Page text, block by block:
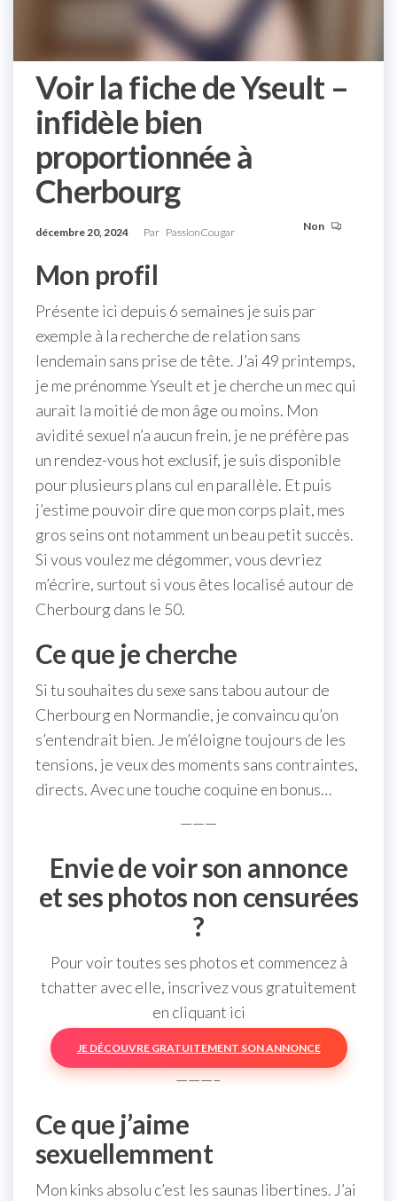
Voir la fiche de Yseult –
infidèle bien
proportionnée à
Cherbourg
décembre 20, 2024 Par PassionCougar Non
Mon profil
Présente ici depuis 6 semaines je suis par
exemple à la recherche de relation sans
lendemain sans prise de tête. J’ai 49 printemps,
je me prénomme Yseult et je cherche un mec qui
aurait la moitié de mon âge ou moins. Mon
avidité sexuel n’a aucun frein, je ne préfère pas
un rendez-vous hot exclusif, je suis disponible
pour plusieurs plans cul en parallèle. Et puis
j’estime pouvoir dire que mon corps plait, mes
gros seins ont notamment un beau petit succès.
Si vous voulez me dégommer, vous devriez
m’écrire, surtout si vous êtes localisé autour de
Cherbourg dans le 50.
Ce que je cherche
Si tu souhaites du sexe sans tabou autour de
Cherbourg en Normandie, je convaincu qu’on
s’entendrait bien. Je m’éloigne toujours de les
tensions, je veux des moments sans contraintes,
directs. Avec une touche coquine en bonus…
———
Envie de voir son annonce
et ses photos non censurées
?
Pour voir toutes ses photos et commencez à
tchatter avec elle, inscrivez vous gratuitement
en cliquant ici
JE DÉCOUVRE GRATUITEMENT SON ANNONCE
———–
Ce que j’aime
sexuellemment
Mon kinks absolu c’est les saunas libertines. J’ai